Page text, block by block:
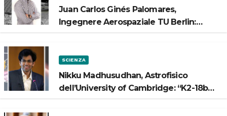
Juan Carlos Ginés Palomares,
Ingegnere Aerospaziale TU Berlin:
SCIENZA
Nikku Madhusudhan, Astrofisico
dell’University of Cambridge: “K2-18b